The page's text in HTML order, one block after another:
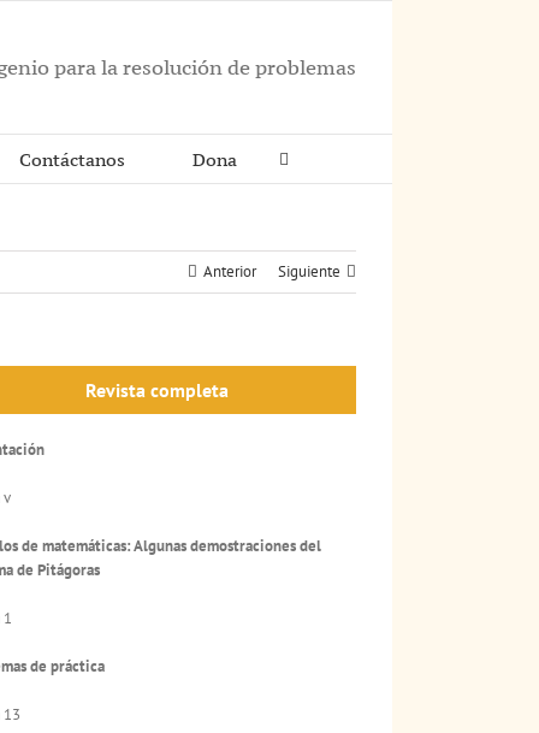
para la resolución de problemas
Contáctanos Dona
Anterior Siguiente
Revista completa
v
de matemáticas: Algunas demostraciones del
de Pitágoras
1
de práctica
13